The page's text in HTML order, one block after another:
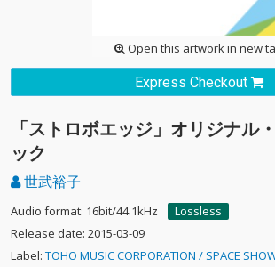
Open this artwork in new
Express Checkout
「ストロボエッジ」オリジナル
ック
世武裕子
Audio format: 16bit/44.1kHz
Lossless
Release date: 2015-03-09
Label: TOHO MUSIC CORPORATION / SPACE